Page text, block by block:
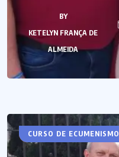
BY
KETELYN FRANÇA DE
ALMEIDA
ARTIGOS
CURSO DE ECUMENISMO